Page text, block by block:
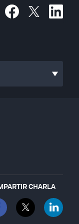
CHARLA